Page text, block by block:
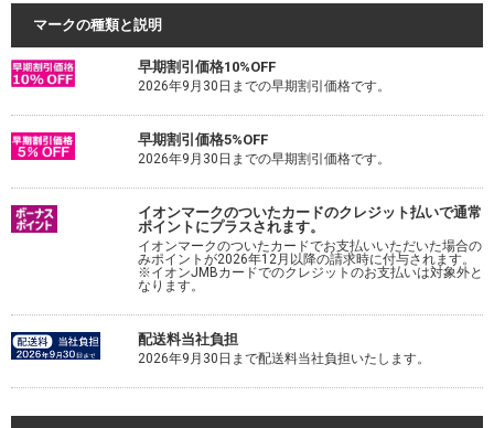
マークの種類と説明
早期割引価格10%OFF
2026年9月30日までの早期割引価格です。
早期割引価格5%OFF
2026年9月30日までの早期割引価格です。
イオンマークのついたカードのクレジット払いで通常
ポイントにプラスされます。
イオンマークのついたカードでお支払いいただいた場合の
みポイントが2026年12月以降の請求時に付与されます。
※イオンJMBカードでのクレジットのお支払いは対象外と
なります。
配送料当社負担
2026年9月30日まで配送料当社負担いたします。